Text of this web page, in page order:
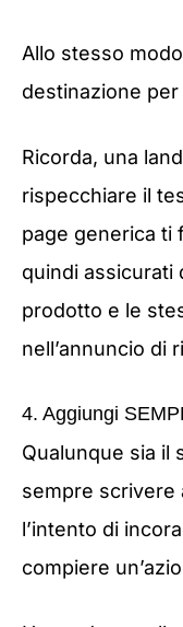
Allo stesso
destinazione
Ricorda, una
rispecchiare il
page generica ti
quindi assicurati
prodotto e le
nell’annuncio di
4. Aggiungi
Qualunque sia il
sempre scrivere
l’intento di
compiere